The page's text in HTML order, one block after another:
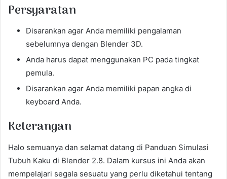
Persyaratan
Disarankan agar Anda memiliki pengalaman
sebelumnya dengan Blender 3D.
Anda harus dapat menggunakan PC pada tingkat
pemula.
Disarankan agar Anda memiliki papan angka di
keyboard Anda.
Keterangan
Halo semuanya dan selamat datang di Panduan Simulasi
Tubuh Kaku di Blender 2.8. Dalam kursus ini Anda akan
mempelajari segala sesuatu yang perlu diketahui tentang